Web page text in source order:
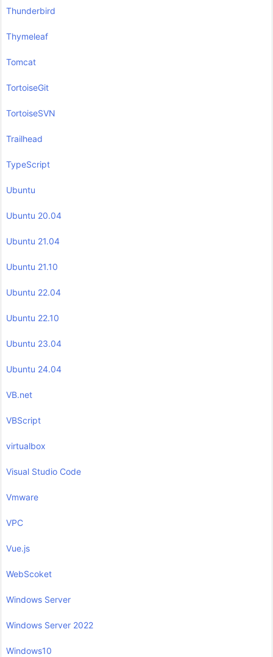
Thunderbird
Thymeleaf
Tomcat
TortoiseGit
TortoiseSVN
Trailhead
TypeScript
Ubuntu
Ubuntu 20.04
Ubuntu 21.04
Ubuntu 21.10
Ubuntu 22.04
Ubuntu 22.10
Ubuntu 23.04
Ubuntu 24.04
VB.net
VBScript
virtualbox
Visual Studio Code
Vmware
VPC
Vue.js
WebScoket
Windows Server
Windows Server 2022
Windows10